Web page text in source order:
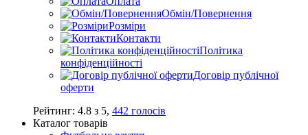
Обмін/Повернення
Розміри
Контакти
Політика
конфіденційності
Договір публічної
оферти
Рейтинг: 4.8 з 5, 442 голосів
Каталог товарів